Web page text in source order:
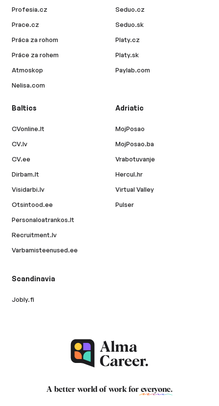
Profesia.cz
Prace.cz
Práca za rohom
Práce za rohem
Atmoskop
Nelisa.com
Seduo.cz
Seduo.sk
Platy.cz
Platy.sk
Paylab.com
Baltics
CVonline.lt
CV.lv
CV.ee
Dirbam.lt
Visidarbi.lv
Otsintood.ee
Personaloatrankos.lt
Recruitment.lv
Varbamisteenused.ee
Adriatic
MojPosao
MojPosao.ba
Vrabotuvanje
Hercul.hr
Virtual Valley
Pulser
Scandinavia
Jobly.fi
A better world of work for everyone.